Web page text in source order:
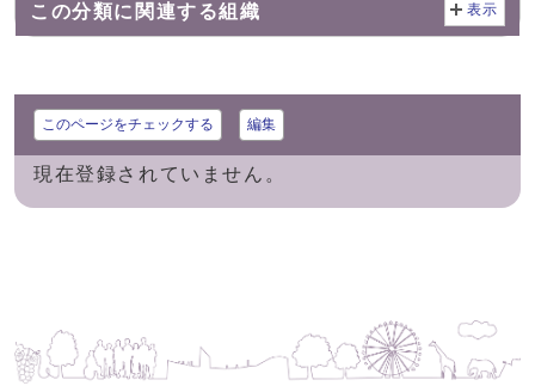
この分類に関連する組織 表示
このページをチェックする 編集
現在登録されていません。